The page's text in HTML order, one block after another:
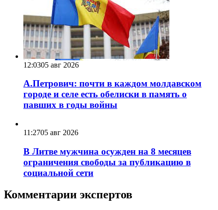
12:0305 авг 2026
А.Петрович: почти в каждом молдавском
городе и селе есть обелиски в память о
павших в годы войны
11:2705 авг 2026
В Литве мужчина осужден на 8 месяцев
ограничения свободы за публикацию в
социальной сети
Комментарии экспертов